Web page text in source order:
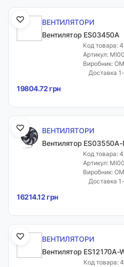
ВЕНТИЛЯТОРИ
Вентилятор ES03450A
Код товара:
Артикул:
Виробник:
Доставка 1-
19804.72 грн
ВЕНТИЛЯТОРИ
Вентилятор ES03550A-
Код товара:
Артикул:
Виробник:
Доставка 1-
16214.12 грн
ВЕНТИЛЯТОРИ
Вентилятор ES12170A-
Код товара: